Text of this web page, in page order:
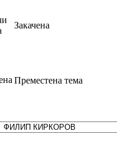
Закачена
Преместена тема